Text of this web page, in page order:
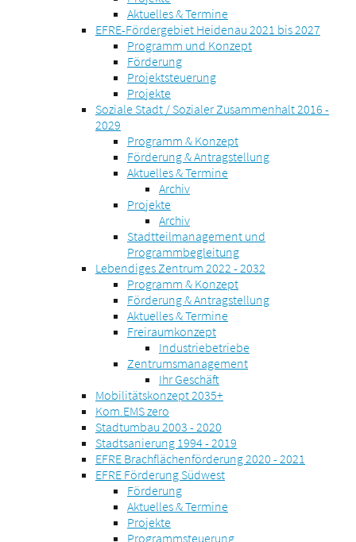
Aktuelles & Termine
EFRE-Fördergebiet Heidenau 2021 bis 2027
Programm und Konzept
Förderung
Projektsteuerung
Projekte
Soziale Stadt / Sozialer Zusammenhalt 2016 -
2029
Programm & Konzept
Förderung & Antragstellung
Aktuelles & Termine
Archiv
Projekte
Archiv
Stadtteilmanagement und
Programmbegleitung
Lebendiges Zentrum 2022 - 2032
Programm & Konzept
Förderung & Antragstellung
Aktuelles & Termine
Freiraumkonzept
Industriebetriebe
Zentrumsmanagement
Ihr Geschäft
Mobilitätskonzept 2035+
Kom.EMS zero
Stadtumbau 2003 - 2020
Stadtsanierung 1994 - 2019
EFRE Brachflächenförderung 2020 - 2021
EFRE Förderung Südwest
Förderung
Aktuelles & Termine
Projekte
Programmsteuerung